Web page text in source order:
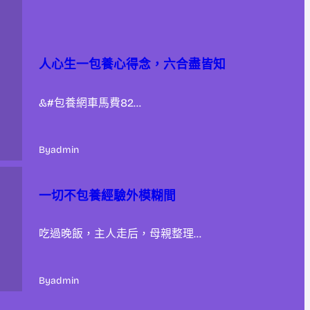
人心生一包養心得念，六合盡皆知
&#包養網車馬費82…
Byadmin
一切不包養經驗外模糊間
吃過晚飯，主人走后，母親整理…
Byadmin